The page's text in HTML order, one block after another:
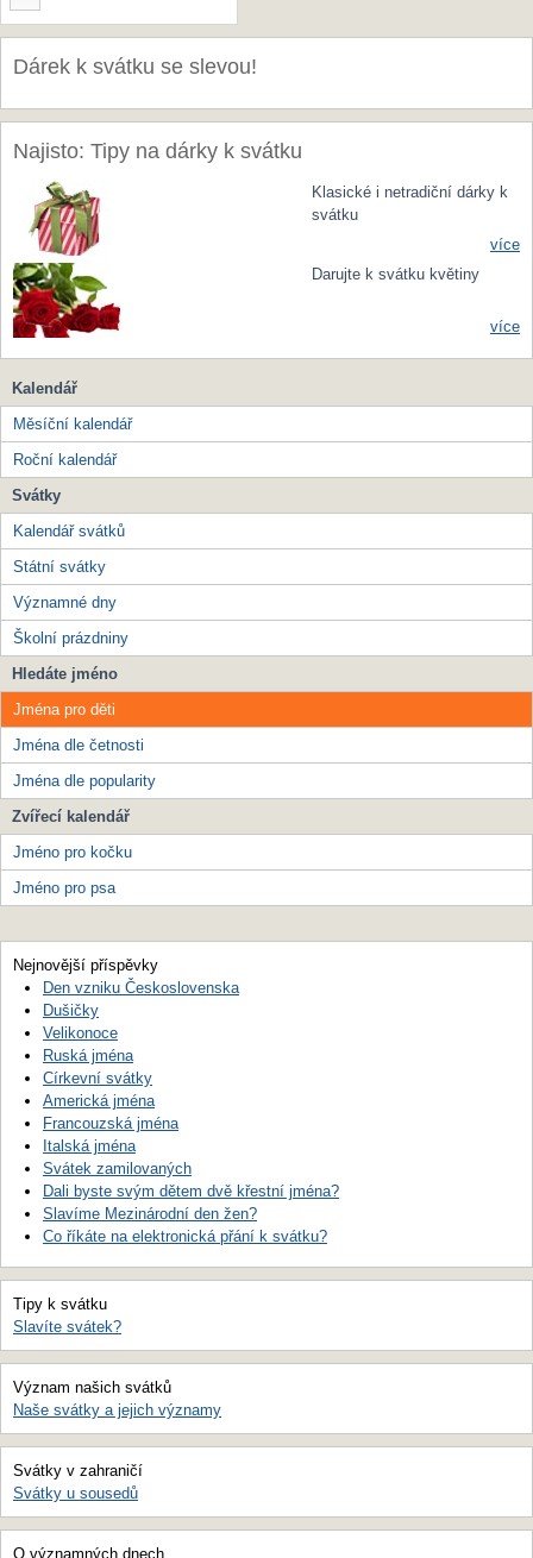
Dárek k svátku se slevou!
Najisto: Tipy na dárky k svátku
Klasické i netradiční dárky k
svátku
více
Darujte k svátku květiny
více
Kalendář
Měsíční kalendář
Roční kalendář
Svátky
Kalendář svátků
Státní svátky
Významné dny
Školní prázdniny
Hledáte jméno
Jména pro děti
Jména dle četnosti
Jména dle popularity
Zvířecí kalendář
Jméno pro kočku
Jméno pro psa
Nejnovější příspěvky
Den vzniku Československa
Dušičky
Velikonoce
Ruská jména
Církevní svátky
Americká jména
Francouzská jména
Italská jména
Svátek zamilovaných
Dali byste svým dětem dvě křestní jména?
Slavíme Mezinárodní den žen?
Co říkáte na elektronická přání k svátku?
Tipy k svátku
Slavíte svátek?
Význam našich svátků
Naše svátky a jejich významy
Svátky v zahraničí
Svátky u sousedů
O významných dnech